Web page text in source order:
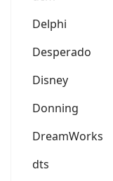
Delphi
Desperado
Disney
Donning
DreamWorks
dts